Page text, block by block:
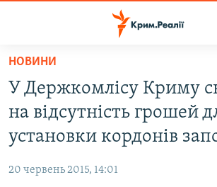
Перейти
основного
матеріалу
до
основної
навігації
ВОДА.КРИМ
ВІДЕО ТА ФОТО
БЛОГИ
НОВИНИ
У Держкомлісу Криму
на відсутність грошей
установки кордонів
20 червень 2015, 14:01